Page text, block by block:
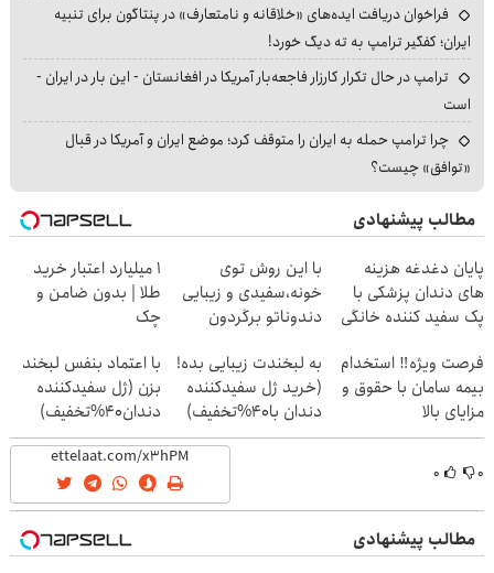
فراخوان دریافت ایده‌های «خلاقانه و نامتعارف» در پنتاگون برای تنبیه
ایران؛ کفگیر ترامپ به ته دیگ خورد!
ترامپ در حال تکرار کارزار فاجعه‌بار آمریکا در افغانستان - این بار در ایران -
است
چرا ترامپ حمله به ایران را متوقف کرد؛ موضع ایران و آمریکا در قبال
«توافق» چیست؟
مطالب پیشنهادی
پایان دغدغه هزینه
های دندان پزشکی با
پک سفید کننده خانگی
با این روش توی
خونه،سفیدی و زیبایی
دندوناتو برگردون
۱ میلیارد اعتبار خرید
طلا | بدون ضامن و
چک
فرصت ویژه‼️ استخدام
بیمه سامان با حقوق و
مزایای بالا
به لبخندت زیبایی بده!
(خرید ژل سفیدکننده
دندان با40%تخفیف)
با اعتماد بنفس لبخند
بزن (ژل سفیدکننده
دندان40%تخفیف)
۰ ۰
مطالب پیشنهادی